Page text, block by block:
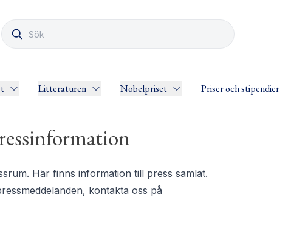
Litteraturen Nobelpriset Priser och stipendier
Här finns information till press samlat.
kontakta oss på